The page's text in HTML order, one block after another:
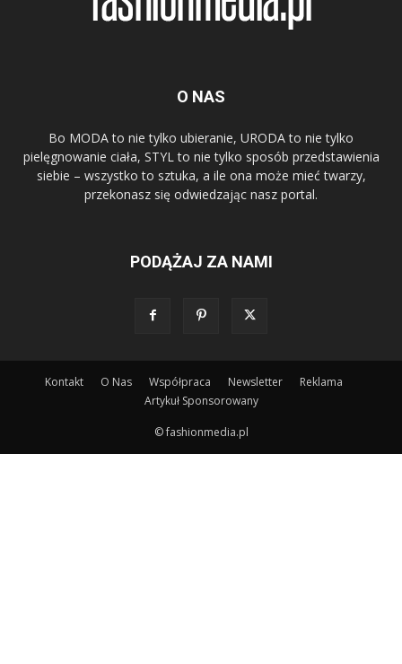
O NAS
Bo MODA to nie tylko ubieranie, URODA to nie tylko
pielęgnowanie ciała, STYL to nie tylko sposób przedstawienia
siebie – wszystko to sztuka, a ile ona może mieć twarzy,
przekonasz się odwiedzając nasz portal.
PODĄŻAJ ZA NAMI
Kontakt O Nas Współpraca Newsletter
Reklama
Artykuł Sponsorowany
© fashionmedia.pl